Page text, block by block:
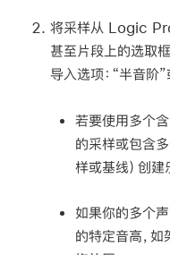
将采样从 Logic Pro
甚至片段上的选取
导入选项：“半音阶”
若要使用多个含
的采样或包含
样或基线）创建
如果你的多个
的特定音高，